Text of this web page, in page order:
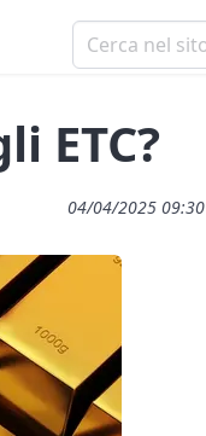
ETC?
04/04/2025 09:30